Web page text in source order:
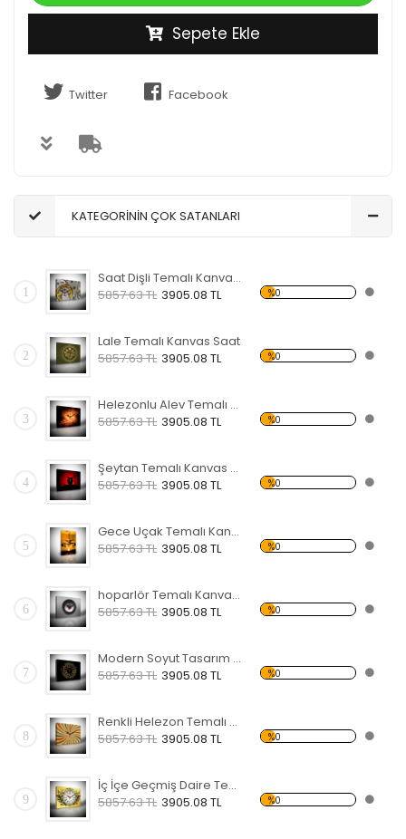
Sepete Ekle
Twitter Facebook
KATEGORİNİN ÇOK SATANLARI
1
Saat Dişli Temalı Kanvas Saat
5857.63 TL 3905.08 TL %0
2
Lale Temalı Kanvas Saat
5857.63 TL 3905.08 TL %0
3
Helezonlu Alev Temalı Kanvas Saat
5857.63 TL 3905.08 TL %0
4
Şeytan Temalı Kanvas Saat
5857.63 TL 3905.08 TL %0
5
Gece Uçak Temalı Kanvas Saat
5857.63 TL 3905.08 TL %0
6
hoparlör Temalı Kanvas Saat
5857.63 TL 3905.08 TL %0
7
Modern Soyut Tasarım 20 Temalı Kanvas Saat
5857.63 TL 3905.08 TL %0
8
Renkli Helezon Temalı Kanvas Saat
5857.63 TL 3905.08 TL %0
9
İç İçe Geçmiş Daire Temalı Kanvas Saat
5857.63 TL 3905.08 TL %0